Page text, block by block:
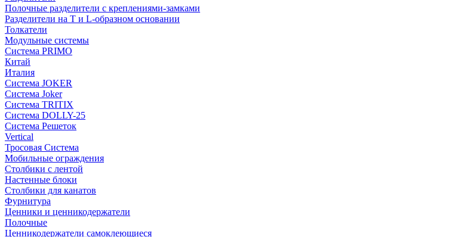
Полочные разделители с креплениями-замками
Разделители на Т и L-образном основании
Толкатели
Модульные системы
Система PRIMO
Китай
Италия
Система JOKER
Система Joker
Система TRITIX
Система DOLLY-25
Система Решеток
Vertical
Тросовая Система
Мобильные ограждения
Столбики с лентой
Настенные блоки
Столбики для канатов
Фурнитура
Ценники и ценникодержатели
Полочные
Ценникодержатели самоклеющиеся